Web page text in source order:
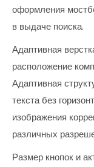
оформления
в выдаче поиска.
Адаптивная
расположение
Адаптивная
текста без
изображения
различных
Размер кнопок и